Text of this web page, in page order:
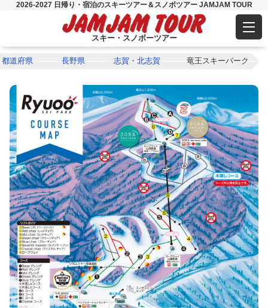
2026-2027 日帰り・宿泊のスキーツアー＆スノボツアー JAMJAM TOUR
スキー・スノボーツアー
都道府県 長野県 志賀・北志賀 竜王スキーパーク